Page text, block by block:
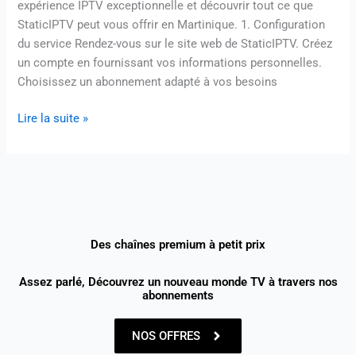
expérience IPTV exceptionnelle et découvrir tout ce que
StaticIPTV peut vous offrir en Martinique. 1. Configuration
du service Rendez-vous sur le site web de StaticIPTV. Créez
un compte en fournissant vos informations personnelles.
Choisissez un abonnement adapté à vos besoins
Lire la suite »
Des chaînes premium à petit prix
Assez parlé, Découvrez un nouveau monde TV à travers nos
abonnements
NOS OFFRES